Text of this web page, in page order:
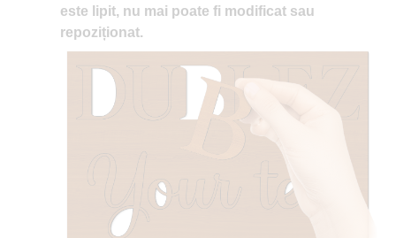
este lipit, nu mai poate fi modificat sau
repoziționat.